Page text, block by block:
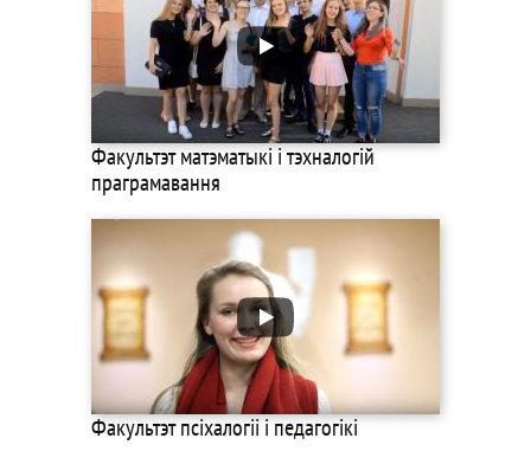
Факультэт матэматыкі і тэхналогій
праграмавання
Факультэт псіхалогіі і педагогікі